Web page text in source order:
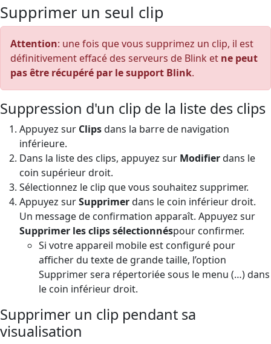
Supprimer un seul clip
Attention: une fois que vous supprimez un clip, il est
définitivement effacé des serveurs de Blink et ne peut
pas être récupéré par le support Blink.
Suppression d'un clip de la liste des clips
Appuyez sur Clipsdans la barre de navigation
inférieure.
Dans la liste des clips, appuyez sur Modifierdans le
coin supérieur droit.
Sélectionnez le clip que vous souhaitez supprimer.
Appuyez surSupprimerdans le coin inférieur droit.
Un message de confirmation apparaît. Appuyez sur
Supprimer les clips sélectionnéspour confirmer.
Si votre appareil mobile est configuré pour
afficher du texte de grande taille, l’option
Supprimer sera répertoriée sous le menu (…) dans
le coin inférieur droit.
Supprimer un clip pendant sa
visualisation